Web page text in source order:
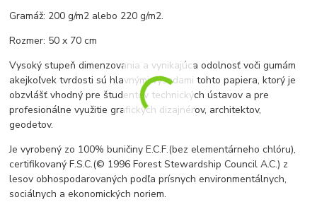
Gramáž: 200 g/m2 alebo 220 g/m2.
Rozmer: 50 x 70 cm
Vysoký stupeň dimenzovania a vynikajúca odolnosť voči gumám
akejkoľvek tvrdosti sú hlavnými výsadami tohto papiera, ktorý je
obzvlášť vhodný pre študentov technických ústavov a pre
profesionálne využitie grafických dizajnérov, architektov,
geodetov.
Je vyrobený zo 100% buničiny E.C.F.(bez elementárneho chlóru),
certifikovaný F.S.C.(© 1996 Forest Stewardship Council A.C.) z
lesov obhospodarovaných podľa prísnych environmentálnych,
sociálnych a ekonomických noriem.